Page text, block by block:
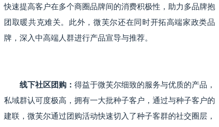
快速提高客户在多个商圈品牌间的消费积极性，助力多品牌抱
团取暖共克难关。此外，微芙尔还在同时开拓高端家政类品
牌，深入中高端人群进行产品宣导与推荐。
线下社区团购： 得益于微芙尔细致的服务与优质的产品，
私域群认可度极高，拥有一大批种子客户，通过与种子客户的
建联，微芙尔通过团购活动快速切入了种子客群的社交圈层，